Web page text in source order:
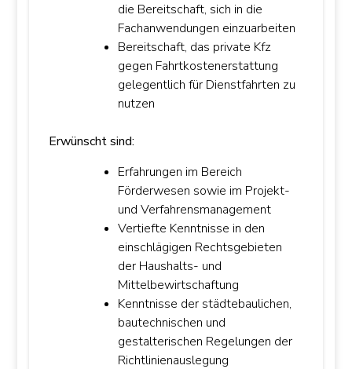
powered by
cookie wordpress
die Bereitschaft, sich in die
Fachanwendungen einzuarbeiten
Bereitschaft, das private Kfz
gegen Fahrtkostenerstattung
gelegentlich für Dienstfahrten zu
nutzen
Erwünscht sind:
Erfahrungen im Bereich
Förderwesen sowie im Projekt-
und Verfahrensmanagement
Vertiefte Kenntnisse in den
einschlägigen Rechtsgebieten
der Haushalts- und
Mittelbewirtschaftung
Kenntnisse der städtebaulichen,
bautechnischen und
gestalterischen Regelungen der
Richtlinienauslegung